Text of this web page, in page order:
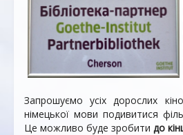
Запрошуємо усіх дорослих
німецької мови подивитися
Це можливо буде зробити до